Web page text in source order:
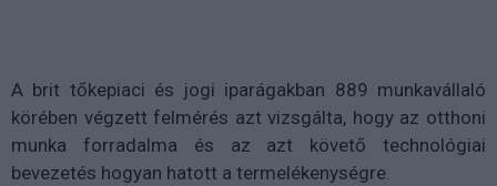
A brit tőkepiaci és jogi iparágakban 889 munkavállaló
körében végzett felmérés azt vizsgálta, hogy az otthoni
munka forradalma és az azt követő technológiai
bevezetés hogyan hatott a termelékenységre.